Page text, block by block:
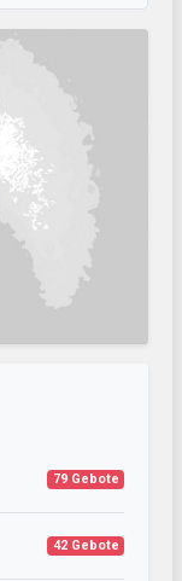
79 Gebote
42 Gebote